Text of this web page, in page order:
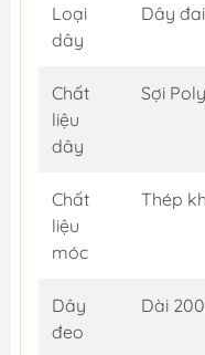
Loại
dây
Dây
Chất
liệu
dây
Sợi
Chất
liệu
móc
Thép
Dây
đeo
Dài